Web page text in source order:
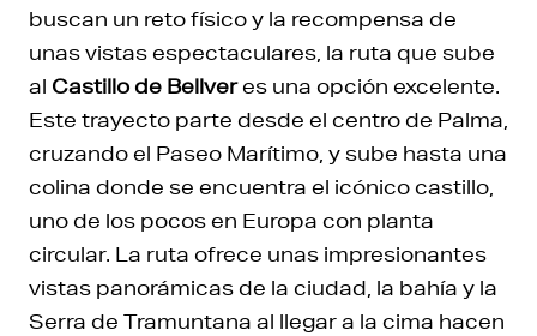
buscan un reto físico y la recompensa de
unas vistas espectaculares, la ruta que sube
al Castillo de Bellveres una opción excelente.
Este trayecto parte desde el centro de Palma,
cruzando el Paseo Marítimo, y sube hasta una
colina donde se encuentra el icónico castillo,
uno de los pocos en Europa con planta
circular. La ruta ofrece unas impresionantes
vistas panorámicas de la ciudad, la bahía y la
Serra de Tramuntana al llegar a la cima hacen